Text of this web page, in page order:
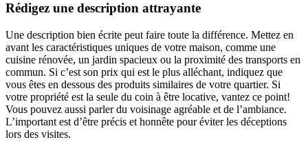
Rédigez une description attrayante
Une description bien écrite peut faire toute la différence. Mettez en
avant les caractéristiques uniques de votre maison, comme une
cuisine rénovée, un jardin spacieux ou la proximité des transports en
commun. Si c’est son prix qui est le plus alléchant, indiquez que
vous êtes en dessous des produits similaires de votre quartier. Si
votre propriété est la seule du coin à être locative, vantez ce point!
Vous pouvez aussi parler du voisinage agréable et de l’ambiance.
L’important est d’être précis et honnête pour éviter les déceptions
lors des visites.